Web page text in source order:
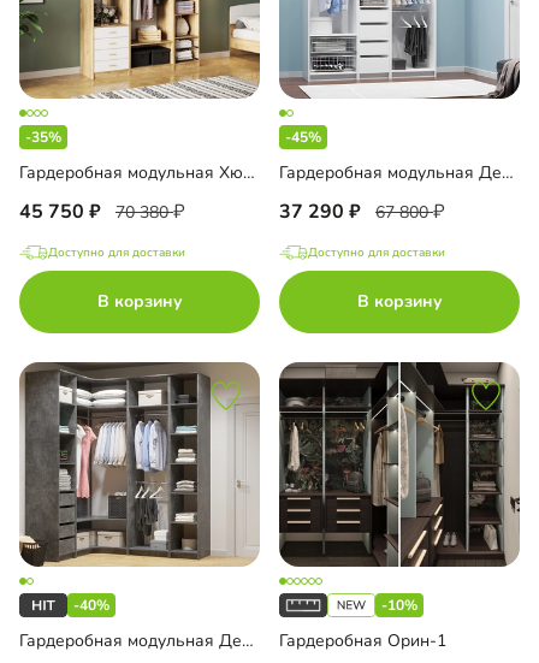
-35%
Гардеробная модульная Хюгге-3
45 750 70 380
Доступно для доставки
В корзину
-45%
Гардеробная модульная Дели-1
37 290 67 800
Доступно для доставки
В корзину
-40%
Гардеробная модульная Дели-4
-10%
Гардеробная Орин-1